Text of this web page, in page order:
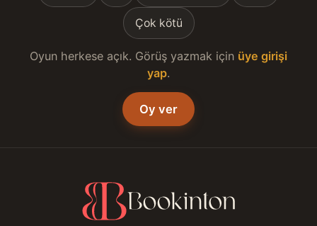
Çok kötü
Oyun herkese açık. Görüş yazmak için üye girişi
yap.
Oy ver